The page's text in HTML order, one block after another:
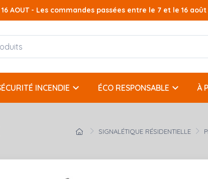
16 AOUT - Les commandes passées entre le 7 et le 16
INCENDIE keyboard_arrow_down ÉCO RESPONSABLE keyboard_arrow_down À
SIGNALÉTIQUE RÉSIDENTIELLE